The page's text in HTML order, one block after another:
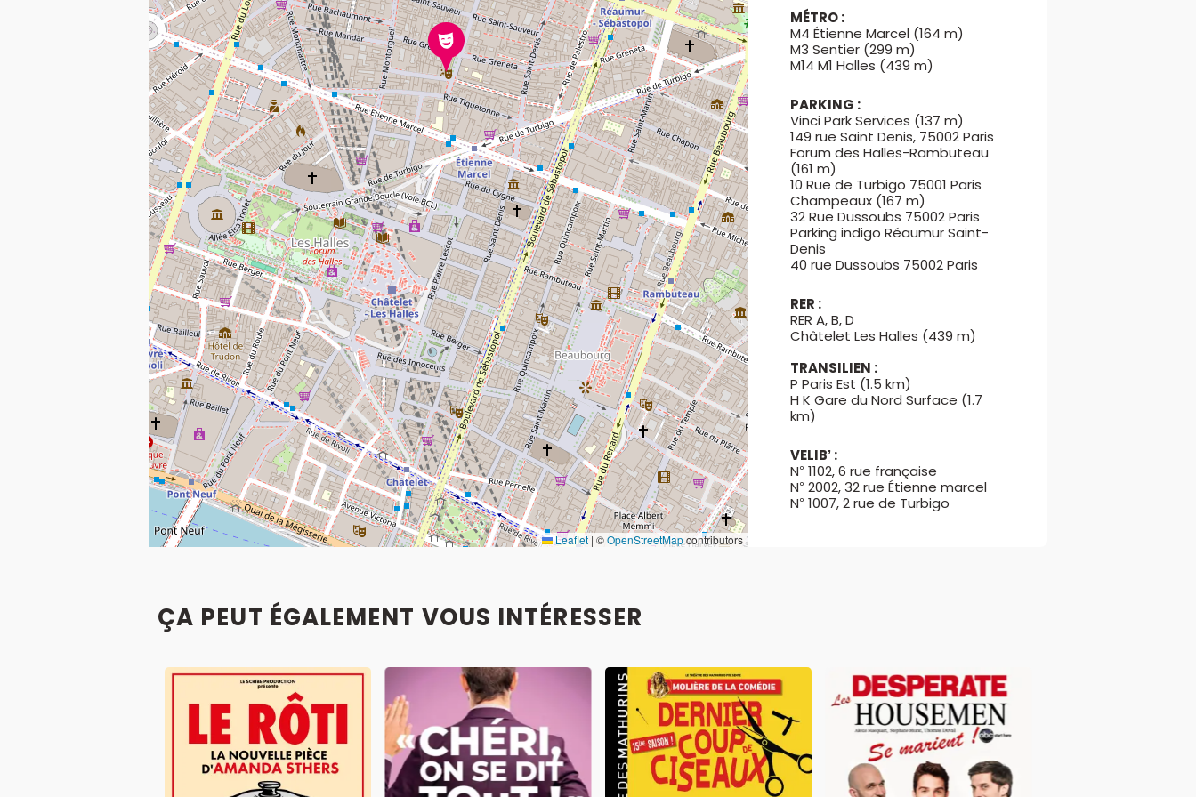
Leaflet | ©OpenStreetMapcontributors
MÉTRO :
M4 Étienne Marcel (164 m)
M3 Sentier (299 m)
M14 M1 Halles (439 m)
PARKING :
Vinci Park Services (137 m)
149 rue Saint Denis, 75002 Paris
Forum des Halles-Rambuteau
(161 m)
10 Rue de Turbigo 75001 Paris
Champeaux (167 m)
32 Rue Dussoubs 75002 Paris
Parking indigo Réaumur Saint-
Denis
40 rue Dussoubs 75002 Paris
RER :
RER A, B, D
Châtelet Les Halles (439 m)
TRANSILIEN :
P Paris Est (1.5 km)
H K Gare du Nord Surface (1.7
km)
VELIB’ :
N° 1102, 6 rue française
N° 2002, 32 rue Étienne marcel
N° 1007, 2 rue de Turbigo
ÇA PEUT ÉGALEMENT VOUS INTÉRESSER